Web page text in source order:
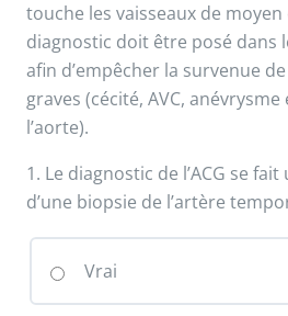
touche les vaisseaux de
diagnostic doit être posé dans
afin d’empêcher la survenue
graves (cécité, AVC,
l’aorte).
1. Le diagnostic de l’ACG se
d’une biopsie de l’artère
Vrai